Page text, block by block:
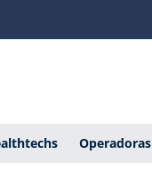
Operadoras